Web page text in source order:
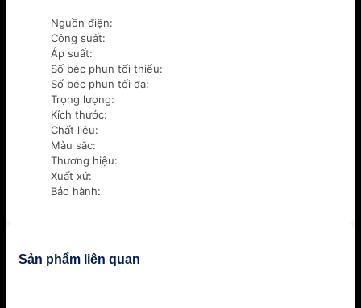
Nguồn điện:
Công suất:
Áp suất:
Số béc phun tối thiểu:
Số béc phun tối đa:
Trọng lượng:
Kích thước:
Chất liệu:
Màu sắc:
Thương hiệu:
Xuất xứ:
Bảo hành:
Sản phẩm liên quan